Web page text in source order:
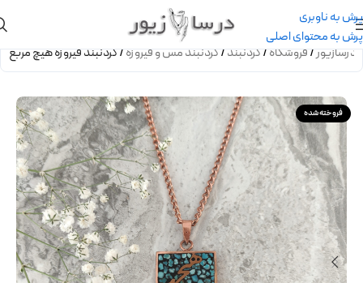
پرش به ناوبری
پرش به محتوای اصلی
درسازیور/فروشگاه/گردنبند/گردنبند مس و فیروزه/گردنبند فیروزه هیچ مربع
فروخته شده